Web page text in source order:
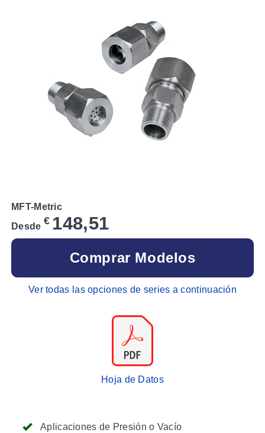
Aplicaciones de Presión o Vacío
MFT-Metric
Desde € 148,51
Comprar Modelos
Ver todas las opciones de series a continuación
Hoja de Datos